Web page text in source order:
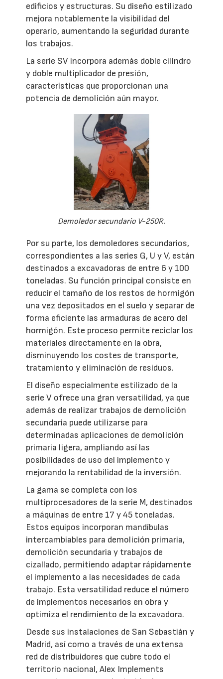
edificios y estructuras. Su diseño estilizado
mejora notablemente la visibilidad del
operario, aumentando la seguridad durante
los trabajos.
La serie SV incorpora además doble cilindro
y doble multiplicador de presión,
características que proporcionan una
potencia de demolición aún mayor.
Demoledor secundario V-250R.
Por su parte, los demoledores secundarios,
correspondientes a las series G, U y V, están
destinados a excavadoras de entre 6 y 100
toneladas. Su función principal consiste en
reducir el tamaño de los restos de hormigón
una vez depositados en el suelo y separar de
forma eficiente las armaduras de acero del
hormigón. Este proceso permite reciclar los
materiales directamente en la obra,
disminuyendo los costes de transporte,
tratamiento y eliminación de residuos.
El diseño especialmente estilizado de la
serie V ofrece una gran versatilidad, ya que
además de realizar trabajos de demolición
secundaria puede utilizarse para
determinadas aplicaciones de demolición
primaria ligera, ampliando así las
posibilidades de uso del implemento y
mejorando la rentabilidad de la inversión.
La gama se completa con los
multiprocesadores de la serie M, destinados
a máquinas de entre 17 y 45 toneladas.
Estos equipos incorporan mandíbulas
intercambiables para demolición primaria,
demolición secundaria y trabajos de
cizallado, permitiendo adaptar rápidamente
el implemento a las necesidades de cada
trabajo. Esta versatilidad reduce el número
de implementos necesarios en obra y
optimiza el rendimiento de la excavadora.
Desde sus instalaciones de San Sebastián y
Madrid, así como a través de una extensa
red de distribuidores que cubre todo el
territorio nacional, Alex Implements